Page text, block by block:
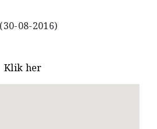
08-2016)
Klik her